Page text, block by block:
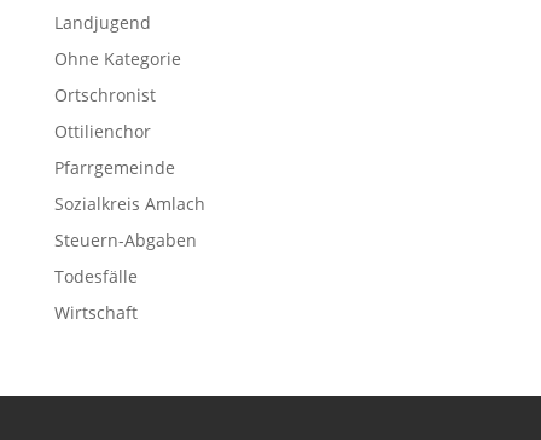
Landjugend
Ohne Kategorie
Ortschronist
Ottilienchor
Pfarrgemeinde
Sozialkreis Amlach
Steuern-Abgaben
Todesfälle
Wirtschaft